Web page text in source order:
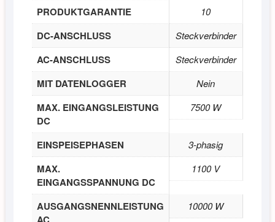
PRODUKTGARANTIE 10
DC-ANSCHLUSS Steckverbinder
AC-ANSCHLUSS Steckverbinder
MIT DATENLOGGER Nein
MAX. EINGANGSLEISTUNG
DC
7500 W
EINSPEISEPHASEN 3-phasig
MAX.
EINGANGSSPANNUNG DC
1100 V
AUSGANGSNENNLEISTUNG
10000 W